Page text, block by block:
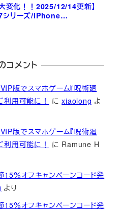
変化！！2025/12/14更新】
リーズ/iPhone…
コメント
版でスマホゲーム『呪術廻
利用可能に！
にxiaolong よ
版でスマホゲーム『呪術廻
利用可能に！
に Ramune H
15％オフキャンペーンコード発
より
15％オフキャンペーンコード発